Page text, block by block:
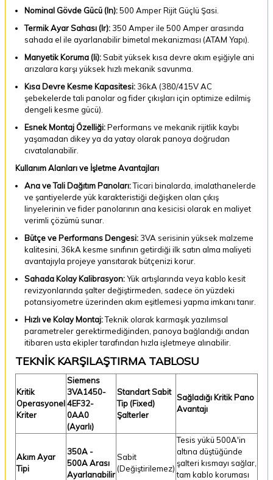
Nominal Gövde Gücü (In):500 Amper Rijit Güçlü Şasi.
Termik Ayar Sahası (Ir): 350 Amper ile 500 Amper arasında
sahada el ile ayarlanabilir bimetal mekanizması (ATAM Yapı).
Manyetik Koruma (Ii):Sabit yüksek kısa devre akım eşiğiyle ani
arızalara karşı yüksek hızlı mekanik savunma.
Kısa Devre Kesme Kapasitesi: 36kA (380/415V AC
şebekelerde tali panolar og fider çıkışları için optimize edilmiş
dengeli kesme gücü).
Esnek Montaj Özelliği:Performans ve mekanik rijitlik kaybı
yaşamadan dikey ya da yatay olarak panoya doğrudan
cıvatalanabilir.
Kullanım Alanları ve İşletme Avantajları
Ana ve Tali Dağıtım Panoları:Ticari binalarda, imalathanelerde
ve şantiyelerde yük karakteristiği değişken olan çıkış
linyelerinin ve fider panolarının ana kesicisi olarak en maliyet
verimli çözümü sunar.
Bütçe ve Performans Dengesi: 3VA serisinin yüksek malzeme
kalitesini, 36kA kesme sınıfının getirdiği ilk satın alma maliyeti
avantajıyla projeye yansıtarak bütçenizi korur.
Sahada Kolay Kalibrasyon:Yük artışlarında veya kablo kesit
revizyonlarında şalter değiştirmeden, sadece ön yüzdeki
potansiyometre üzerinden akım eşitlemesi yapma imkanı tanır.
Hızlı ve Kolay Montaj:Teknik olarak karmaşık yazılımsal
parametreler gerektirmediğinden, panoya bağlandığı andan
itibaren usta ekipler tarafından hızla işletmeye alınabilir.
TEKNİK KARŞILAŞTIRMA TABLOSU
Kritik
Operasyonel
Kriter
Siemens
3VA1450-
4EF32-
0AA0
(Ayarlı)
Standart Sabit
Tip (Fixed)
Şalterler
Sağladığı Kritik Pano
Avantajı
Akım Ayar
Tipi
350A -
500A Arası
Ayarlanabilir
Sabit
(Değiştirilemez)
Tesis yükü 500A'in
altına düştüğünde
şalteri kısmayı sağlar,
tam kablo koruması